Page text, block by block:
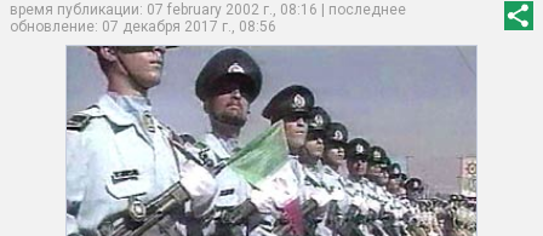
время публикации: 07 february 2002 г., 08:16 | последнее
обновление: 07 декабря 2017 г., 08:56